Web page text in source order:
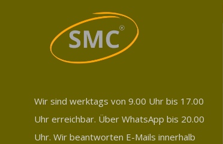
Wir sind werktags von 9.00 Uhr bis 17.00
Uhr erreichbar. Über WhatsApp bis 20.00
Uhr. Wir beantworten E-Mails innerhalb